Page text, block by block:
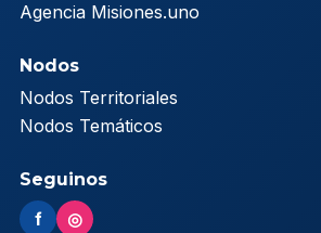
Agencia Misiones.uno
Nodos
Nodos Territoriales
Nodos Temáticos
Seguinos
f ◎